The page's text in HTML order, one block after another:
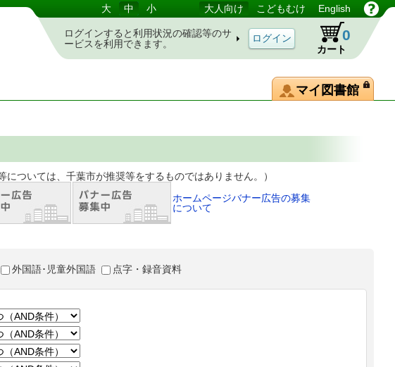
大 中 小 大人向け こどもむけ English
ログインすると利用状況の確認等のサ
ービスを利用できます。
カート
0
マイ図書館
が推奨等をするものではありません。）
ホームページバナー広告の募集
について
外国語･児童外国語 点字・録音資料